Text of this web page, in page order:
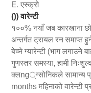
E. एस्क्रो
()) वारेन्टी
१००% नयाँ जब कारखाना
अन्तर्गत ट्रायल रन समाप्त
बेच्ने ग्यारेन्टी (भाग लगाउने
गुणस्तर समस्या, हामी
क्लng्ग्सोनिकले सामान्य
months महिनाको वारेन्टी